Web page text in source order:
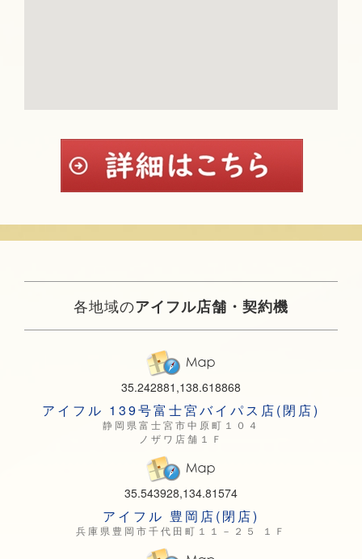
各地域のアイフル店舗・契約機
35.242881,138.618868
アイフル 139号富士宮バイパス店(閉店)
静岡県富士宮市中原町１０４
ノザワ店舗１Ｆ
35.543928,134.81574
アイフル 豊岡店(閉店)
兵庫県豊岡市千代田町１１－２５ １Ｆ